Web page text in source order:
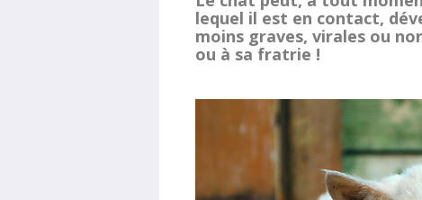
lequel il est en contact,
moins graves, virales ou
ou à sa fratrie !